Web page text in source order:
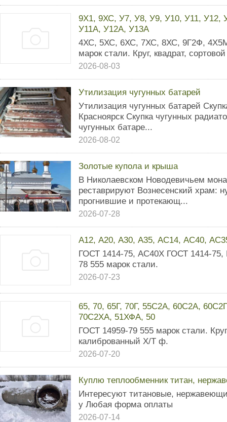
9Х1, 9ХС, У7, У8, У9, У10, У11, У12,
У11А, У12А, У13А
4ХС, 5ХС, 6ХС, 7ХС, 8ХС, 9Г2Ф,
марок стали. Круг, квадрат,
2026-08-03
Утилизация чугунных батарей
Утилизация чугунных батарей
Красноярск Скупка чугунных
чугунных батаре...
2026-08-02
Золотые купола и крыша
В Николаевском Новодевичьем
реставрируют Вознесенский храм:
прогнившие и протекающ...
2026-07-28
А12, А20, А30, А35, АС14, АС40,
ГОСТ 1414-75, АС40Х ГОСТ 1414-
78 555 марок стали.
2026-07-23
65, 70, 65Г, 70Г, 55С2А, 60С2А,
70С2ХА, 51ХФА, 50
ГОСТ 14959-79 555 марок стали.
калиброванный Х/Т ф.
2026-07-20
Куплю теплообменник титан,
Интересуют титановые,
у Любая форма оплаты
2026-07-14